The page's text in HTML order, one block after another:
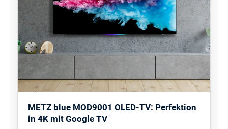
METZ blue MOD9001 OLED-TV: Perfektion
in 4K mit Google TV